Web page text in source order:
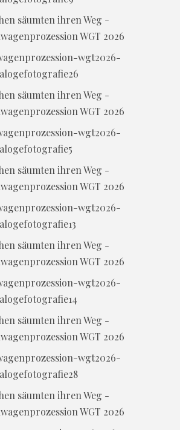
säumten ihren Weg -
WGT 2026
säumten ihren Weg -
WGT 2026
säumten ihren Weg -
WGT 2026
säumten ihren Weg -
WGT 2026
säumten ihren Weg -
WGT 2026
säumten ihren Weg -
WGT 2026